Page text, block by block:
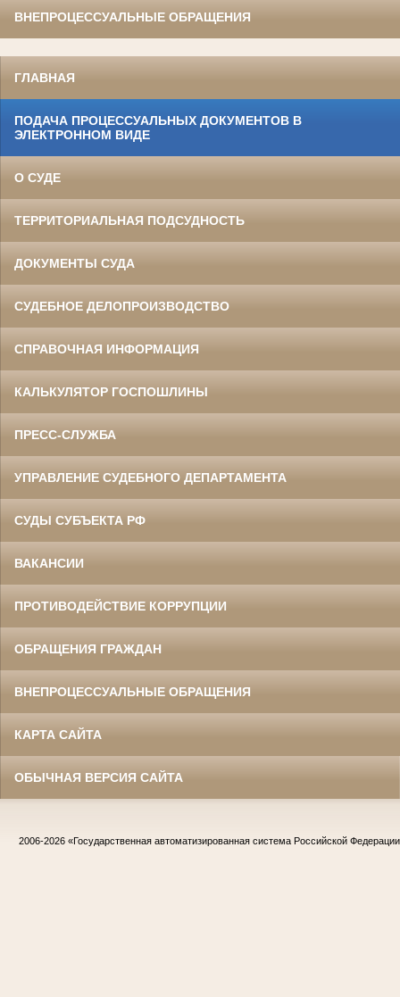
ВНЕПРОЦЕССУАЛЬНЫЕ ОБРАЩЕНИЯ
ГЛАВНАЯ
ПОДАЧА ПРОЦЕССУАЛЬНЫХ ДОКУМЕНТОВ В
ЭЛЕКТРОННОМ ВИДЕ
О СУДЕ
ТЕРРИТОРИАЛЬНАЯ ПОДСУДНОСТЬ
ДОКУМЕНТЫ СУДА
СУДЕБНОЕ ДЕЛОПРОИЗВОДСТВО
СПРАВОЧНАЯ ИНФОРМАЦИЯ
КАЛЬКУЛЯТОР ГОСПОШЛИНЫ
ПРЕСС-СЛУЖБА
УПРАВЛЕНИЕ СУДЕБНОГО ДЕПАРТАМЕНТА
СУДЫ СУБЪЕКТА РФ
ВАКАНСИИ
ПРОТИВОДЕЙСТВИЕ КОРРУПЦИИ
ОБРАЩЕНИЯ ГРАЖДАН
ВНЕПРОЦЕССУАЛЬНЫЕ ОБРАЩЕНИЯ
КАРТА САЙТА
ОБЫЧНАЯ ВЕРСИЯ САЙТА
2006-2026 «Государственная автоматизированная система Российской